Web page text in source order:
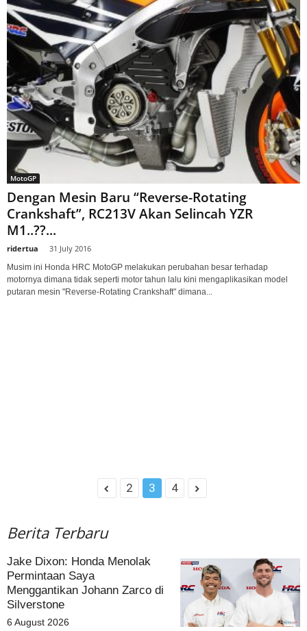
MotoGP
Dengan Mesin Baru “Reverse-Rotating
Crankshaft”, RC213V Akan Selincah YZR
M1..??...
ridertua 31 July 2016
Musim ini Honda HRC MotoGP melakukan perubahan besar terhadap
motornya dimana tidak seperti motor tahun lalu kini mengaplikasikan model
putaran mesin "Reverse-Rotating Crankshaft" dimana...
2 3 4
Berita Terbaru
Jake Dixon: Honda Menolak
Permintaan Saya
Menggantikan Johann Zarco di
Silverstone
6 August 2026